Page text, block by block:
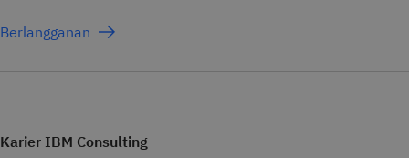
Berlangganan
Karier IBM Consulting